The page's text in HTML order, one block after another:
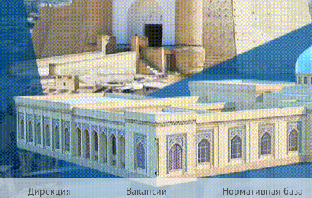
Дирекция Вакансии Нормативная база